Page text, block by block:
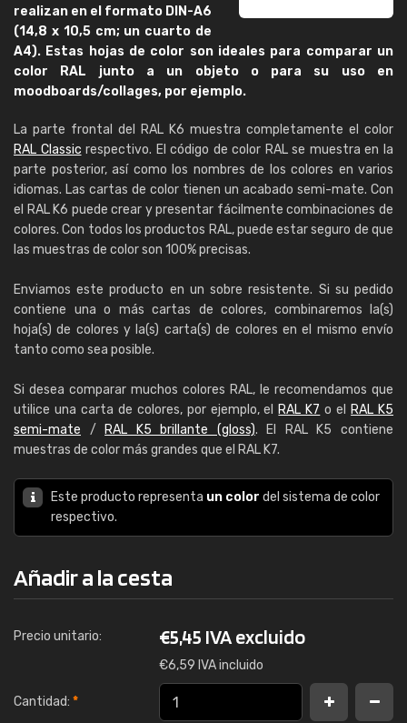
realizan en el formato DIN-A6
(14,8 x 10,5 cm; un cuarto de
A4). Estas hojas de color son ideales para comparar un
color RAL junto a un objeto o para su uso en
moodboards/collages, por ejemplo.
La parte frontal del RAL K6 muestra completamente el color
RAL Classic respectivo. El código de color RAL se muestra en la
parte posterior, así como los nombres de los colores en varios
idiomas. Las cartas de color tienen un acabado semi-mate. Con
el RAL K6 puede crear y presentar fácilmente combinaciones de
colores. Con todos los productos RAL, puede estar seguro de que
las muestras de color son 100% precisas.
Enviamos este producto en un sobre resistente. Si su pedido
contiene una o más cartas de colores, combinaremos la(s)
hoja(s) de colores y la(s) carta(s) de colores en el mismo envío
tanto como sea posible.
Si desea comparar muchos colores RAL, le recomendamos que
utilice una carta de colores, por ejemplo, el RAL K7 o el
RAL K5
semi-mate / RAL K5 brillante (gloss). El RAL K5 contiene
muestras de color más grandes que el RAL K7.
Este producto representa un color del sistema de color
respectivo.
Añadir a la cesta
Precio unitario: €5,45 IVA excluido
€6,59 IVA incluido
Cantidad: *